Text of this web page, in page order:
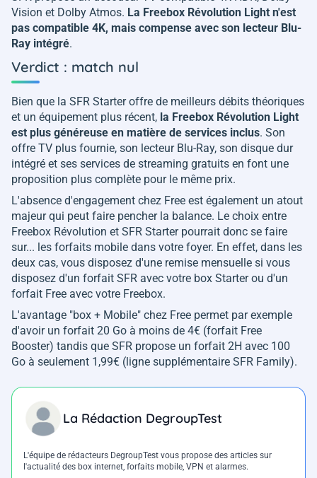
Vision et Dolby Atmos. La Freebox Révolution Light n'est
pas compatible 4K, mais compense avec son lecteur Blu-
Ray intégré.
Verdict : match nul
Bien que la SFR Starter offre de meilleurs débits théoriques
et un équipement plus récent, la Freebox Révolution Light
est plus généreuse en matière de services inclus. Son
offre TV plus fournie, son lecteur Blu-Ray, son disque dur
intégré et ses services de streaming gratuits en font une
proposition plus complète pour le même prix.
L'absence d'engagement chez Free est également un atout
majeur qui peut faire pencher la balance. Le choix entre
Freebox Révolution et SFR Starter pourrait donc se faire
sur... les forfaits mobile dans votre foyer. En effet, dans les
deux cas, vous disposez d'une remise mensuelle si vous
disposez d'un forfait SFR avec votre box Starter ou d'un
forfait Free avec votre Freebox.
L'avantage "box + Mobile" chez Free permet par exemple
d'avoir un forfait 20 Go à moins de 4€ (forfait Free
Booster) tandis que SFR propose un forfait 2H avec 100
Go à seulement 1,99€ (ligne supplémentaire SFR Family).
La Rédaction DegroupTest
L'équipe de rédacteurs DegroupTest vous propose des articles sur
l'actualité des box internet, forfaits mobile, VPN et alarmes.